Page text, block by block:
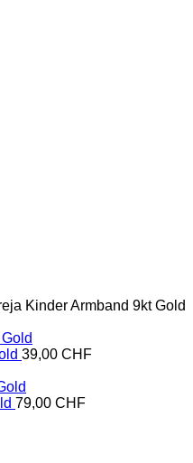
Kinder Armband 9kt Gold
39,00 CHF
79,00 CHF